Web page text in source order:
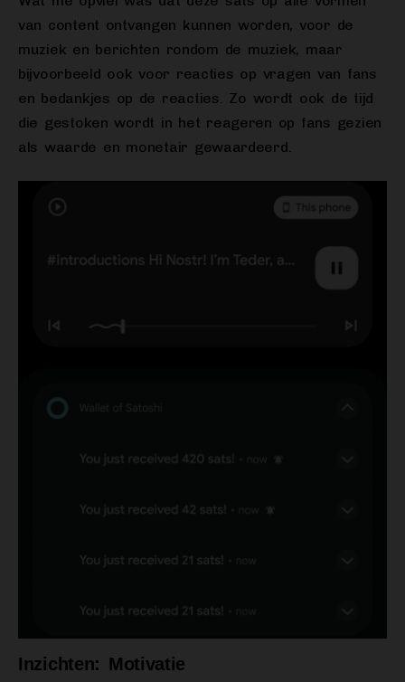
van content ontvangen kunnen worden, voor de
muziek en berichten rondom de muziek, maar
bijvoorbeeld ook voor reacties op vragen van fans
en bedankjes op de reacties. Zo wordt ook de tijd
die gestoken wordt in het reageren op fans gezien
als waarde en monetair gewaardeerd.
Inzichten: Motivatie